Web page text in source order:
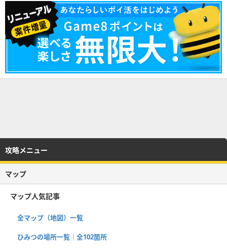
攻略メニュー
マップ
マップ人気記事
全マップ（地図）一覧
ひみつの場所一覧｜全102箇所